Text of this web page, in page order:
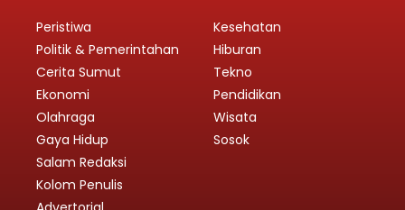
Peristiwa
Politik & Pemerintahan
Cerita Sumut
Ekonomi
Olahraga
Gaya Hidup
Kesehatan
Hiburan
Tekno
Pendidikan
Wisata
Sosok
Salam Redaksi
Kolom Penulis